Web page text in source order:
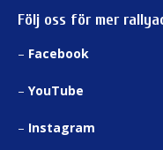
Följ oss för mer
– Facebook
– YouTube
– Instagram